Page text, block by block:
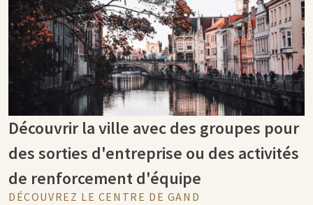
Découvrir la ville avec des groupes pour
des sorties d'entreprise ou des activités
de renforcement d'équipe
DÉCOUVREZ LE CENTRE DE GAND